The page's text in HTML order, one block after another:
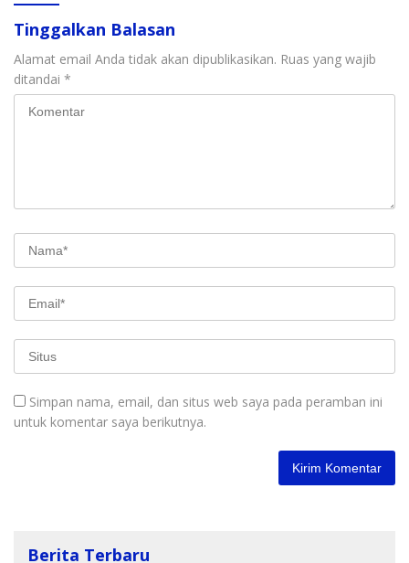
Tinggalkan Balasan
Alamat email Anda tidak akan dipublikasikan. Ruas yang wajib
ditandai *
Simpan nama, email, dan situs web saya pada peramban ini
untuk komentar saya berikutnya.
Berita Terbaru